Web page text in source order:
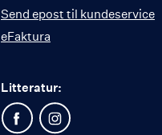
Send epost til kundeservice
eFaktura
Litteratur: